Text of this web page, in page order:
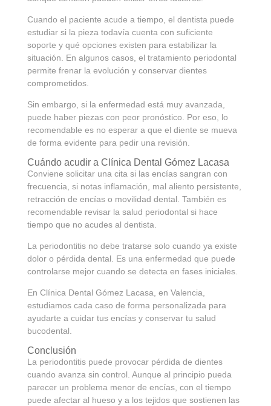
Cuando el paciente acude a tiempo, el dentista puede
estudiar si la pieza todavía cuenta con suficiente
soporte y qué opciones existen para estabilizar la
situación. En algunos casos, el tratamiento periodontal
permite frenar la evolución y conservar dientes
comprometidos.
Sin embargo, si la enfermedad está muy avanzada,
puede haber piezas con peor pronóstico. Por eso, lo
recomendable es no esperar a que el diente se mueva
de forma evidente para pedir una revisión.
Cuándo acudir a Clínica Dental Gómez Lacasa
Conviene solicitar una cita si las encías sangran con
frecuencia, si notas inflamación, mal aliento persistente,
retracción de encías o movilidad dental. También es
recomendable revisar la salud periodontal si hace
tiempo que no acudes al dentista.
La periodontitis no debe tratarse solo cuando ya existe
dolor o pérdida dental. Es una enfermedad que puede
controlarse mejor cuando se detecta en fases iniciales.
En Clínica Dental Gómez Lacasa, en Valencia,
estudiamos cada caso de forma personalizada para
ayudarte a cuidar tus encías y conservar tu salud
bucodental.
Conclusión
La periodontitis puede provocar pérdida de dientes
cuando avanza sin control. Aunque al principio pueda
parecer un problema menor de encías, con el tiempo
puede afectar al hueso y a los tejidos que sostienen las